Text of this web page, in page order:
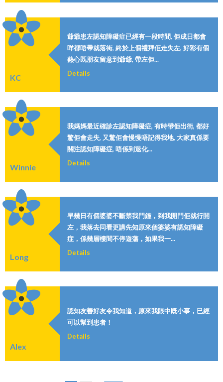
KC
爺爺患左認知障礙症已經有一段時間, 佢成日都會
咩都唔帶就落街, 終於上個禮拜佢走失左, 好彩有個
熱心既朋友留意到爺爺, 帶左佢...
Details
Winnie
我媽媽最近確診左認知障礙症, 有時帶佢出街, 都好
驚佢會走失, 又驚佢會慢慢唔記得我地, 大家真係要
關注認知障礙症, 唔係到退化...
Details
Long
早幾日有個婆婆不斷禁我門鐘，到我開門佢就行開
左，我落去同看更講先知原來個婆婆有認知障礙
症，係幾層樓間不停遊蕩，如果我一...
Details
Alex
認知友善好友令我知道，原來我眼中既小事，已經
可以幫到患者！
Details